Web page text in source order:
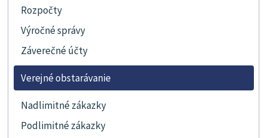
Rozpočty
Výročné správy
Záverečné účty
Verejné obstarávanie
Nadlimitné zákazky
Podlimitné zákazky